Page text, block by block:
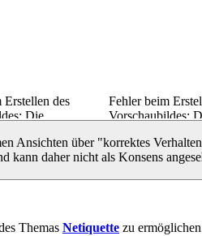
Erstellen des
Die
Ort gespeichert
Fehler beim
Vorschaubildes:
vorgesehenen
werden
über "korrektes
daher nicht als Konsens
Themas Netiquette zu